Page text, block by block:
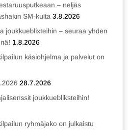
– neljäs
SM-kulta 3.8.2026
joukkueblixteihin – seuraa yhden
1.8.2026
käsiohjelma ja palvelut on
28.7.2026
joukkuebliksteihin!
ryhmäjako on julkaistu